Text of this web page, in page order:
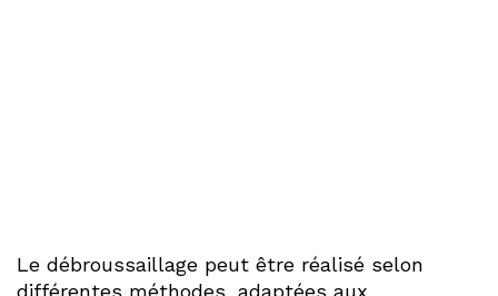
Le débroussaillage peut être réalisé selon
différentes méthodes, adaptées aux